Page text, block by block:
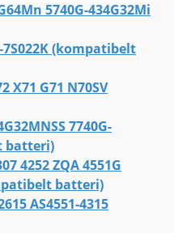
5740G-434G32Mi
7S022K (kompatibelt
X71 G71 N70SV
7740G-
batteri)
4252 ZQA 4551G
batteri)
AS4551-4315